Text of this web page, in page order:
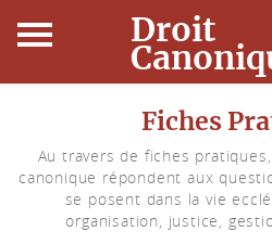
Droit
Droit Canonique
Ressources
Fiches
Au travers de fiches
canonique répondent aux
se posent dans la vie
organisation, justice,